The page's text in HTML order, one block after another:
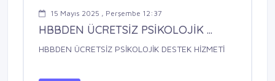
15 Mayıs 2025 , Perşembe 12:37
HBBDEN ÜCRETSİZ PSİKOLOJİK ...
HBBDEN ÜCRETSİZ PSİKOLOJİK DESTEK HİZMETİ